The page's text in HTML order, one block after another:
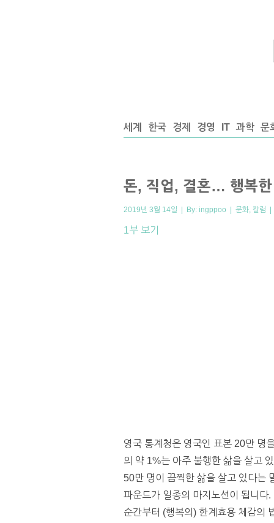
세계 한국 경제 경영 IT 과학 문
돈, 직업, 결혼… 행복
2019년 3월 14일 | By: ingppoo | 문화, 칼럼
1부 보기
영국 통계청은 영국인 표본 20만 명
의 약 1%는 아주 불행한 삶을 살고
50만 명이 끔찍한 삶을 살고 있다는
파운드가 일종의 마지노선이 됩니다
순간부터 (행복의) 한계효용 체감의